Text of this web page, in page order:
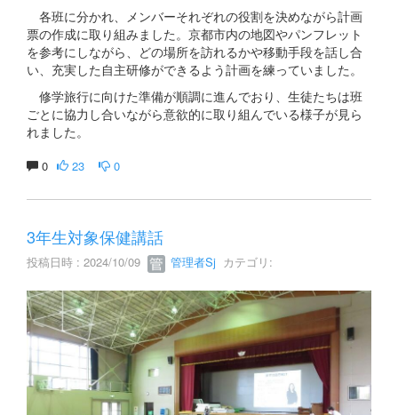
各班に分かれ、メンバーそれぞれの役割を決めながら計画
票の作成に取り組みました。京都市内の地図やパンフレット
を参考にしながら、どの場所を訪れるかや移動手段を話し合
い、充実した自主研修ができるよう計画を練っていました。
修学旅行に向けた準備が順調に進んでおり、生徒たちは班
ごとに協力し合いながら意欲的に取り組んでいる様子が見ら
れました。
0 23 0
3年生対象保健講話
投稿日時 : 2024/10/09 管理者Sj カテゴリ: